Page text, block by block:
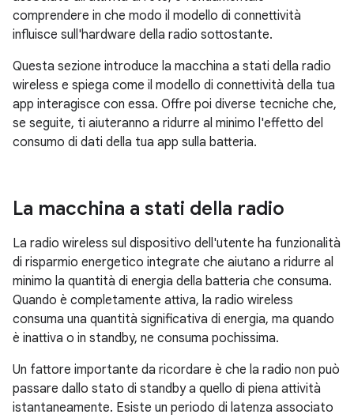
comprendere in che modo il modello di connettività
influisce sull'hardware della radio sottostante.
Questa sezione introduce la macchina a stati della radio
wireless e spiega come il modello di connettività della tua
app interagisce con essa. Offre poi diverse tecniche che,
se seguite, ti aiuteranno a ridurre al minimo l'effetto del
consumo di dati della tua app sulla batteria.
La macchina a stati della radio
La radio wireless sul dispositivo dell'utente ha funzionalità
di risparmio energetico integrate che aiutano a ridurre al
minimo la quantità di energia della batteria che consuma.
Quando è completamente attiva, la radio wireless
consuma una quantità significativa di energia, ma quando
è inattiva o in standby, ne consuma pochissima.
Un fattore importante da ricordare è che la radio non può
passare dallo stato di standby a quello di piena attività
istantaneamente. Esiste un periodo di latenza associato